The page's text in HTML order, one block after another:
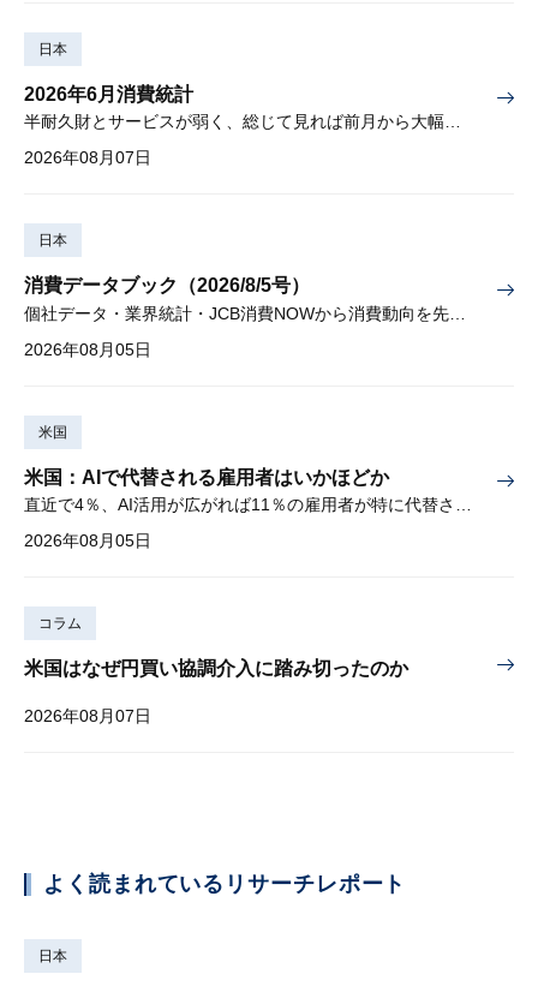
日本
2026年6月消費統計
半耐久財とサービスが弱く、総じて見れば前月から大幅に減少
2026年08月07日
日本
消費データブック（2026/8/5号）
2026年08月05日
米国
米国：AIで代替される雇用者はいかほどか
直近で4％、AI活用が広がれば11％の雇用者が特に代替されやすい
2026年08月05日
コラム
米国はなぜ円買い協調介入に踏み切ったのか
2026年08月07日
よく読まれているリサーチレポート
日本